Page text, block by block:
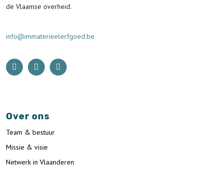
de Vlaamse overheid.
info@immaterieelerfgoed.be
Over ons
Team & bestuur
Missie & visie
Netwerk in Vlaanderen